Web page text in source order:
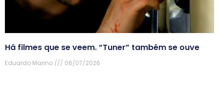
Há filmes que se veem. “Tuner” também se ouve
Eduardo Marino 06/07/2026